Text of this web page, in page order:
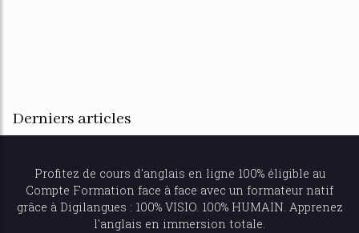
Derniers articles
Profitez de cours d'anglais en ligne 100% éligible au
Compte Formation face à face avec un formateur natif
grâce à Digilangues : 100% VISIO. 100% HUMAIN. Apprenez
l'anglais en immersion totale.